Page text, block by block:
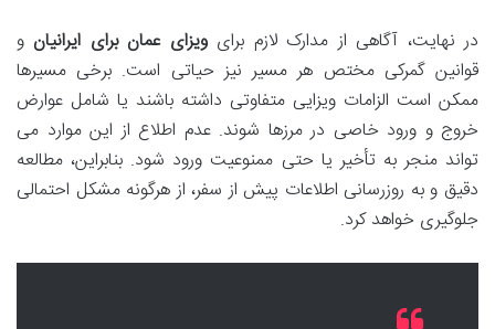
در نهایت، آگاهی از مدارک لازم برایویزای عمان برای ایرانیان و
قوانین گمرکی مختص هر مسیر نیز حیاتی است. برخی مسیرها
ممکن است الزامات ویزایی متفاوتی داشته باشند یا شامل عوارض
خروج و ورود خاصی در مرزها شوند. عدم اطلاع از این موارد می
تواند منجر به تأخیر یا حتی ممنوعیت ورود شود. بنابراین، مطالعه
دقیق و به روزرسانی اطلاعات پیش از سفر، از هرگونه مشکل احتمالی
جلوگیری خواهد کرد.